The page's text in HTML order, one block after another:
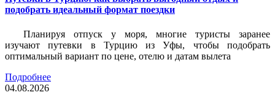
подобрать идеальный формат поездки
Планируя отпуск у моря, многие туристы заранее
изучают путевки в Турцию из Уфы, чтобы подобрать
оптимальный вариант по цене, отелю и датам вылета
Подробнее
04.08.2026